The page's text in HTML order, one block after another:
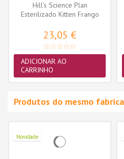
Hill's Science Plan
Esterilizado Kitten Frango
23,05 €
ADICIONAR AO
CARRINHO
Produtos do mesmo
Novidade